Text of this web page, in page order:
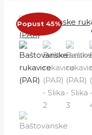
Popust 45%